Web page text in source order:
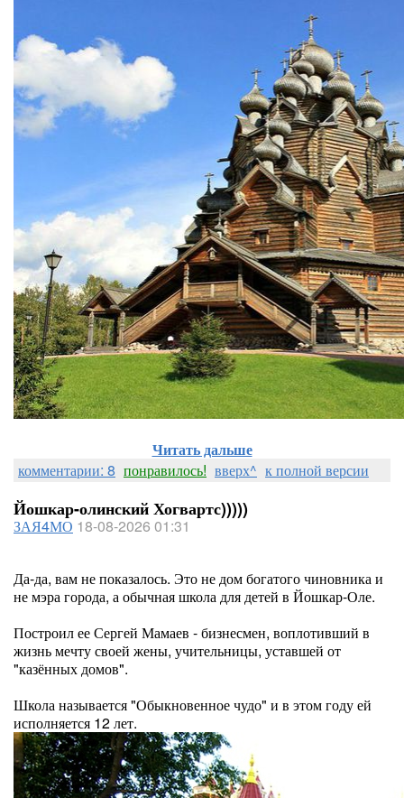
Читать дальше
комментарии: 8 понравилось! вверх^ к полной версии
Йошкар-олинский Хогвартс)))))
ЗАЯ4МО 18-08-2026 01:31
Да-да, вам не показалось. Это не дом богатого чиновника и
не мэра города, а обычная школа для детей в Йошкар-Оле.
Построил ее Сергей Мамаев - бизнесмен, воплотивший в
жизнь мечту своей жены, учительницы, уставшей от
"казённых домов".
Школа называется "Обыкновенное чудо" и в этом году ей
исполняется 12 лет.